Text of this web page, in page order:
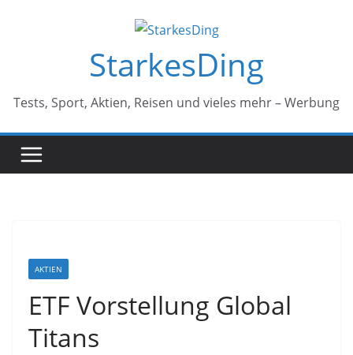
StarkesDing
Tests, Sport, Aktien, Reisen und vieles mehr – Werbung
AKTIEN
ETF Vorstellung Global
Titans